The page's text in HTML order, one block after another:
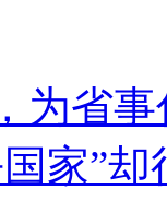
为省
家”